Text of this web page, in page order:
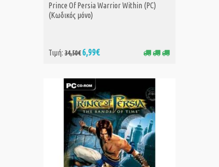
ΑΓΟΡΑ
Prince Of Persia Warrior Within (PC)
(Κωδικός μόνο)
Τιμή: 34,50€ 6,99€